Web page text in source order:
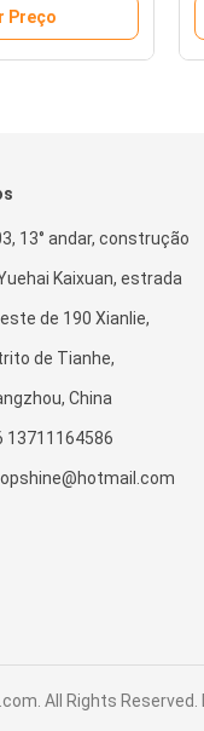
Preço
13° andar, construção
Kaixuan, estrada
de 190 Xianlie,
de Tianhe,
China
13711164586
All Rights Reserved.